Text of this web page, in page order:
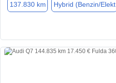
137.830 km Hybrid (Benzin/Elekt